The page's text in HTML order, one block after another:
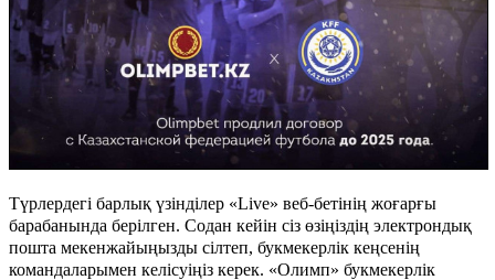
Түрлердегі барлық үзінділер «Live» веб-бетінің жоғарғы
барабанында берілген. Содан кейін сіз өзіңіздің электрондық
пошта мекенжайыңызды сілтеп, букмекерлік кеңсенің
командаларымен келісуіңіз керек. «Олимп» букмекерлік